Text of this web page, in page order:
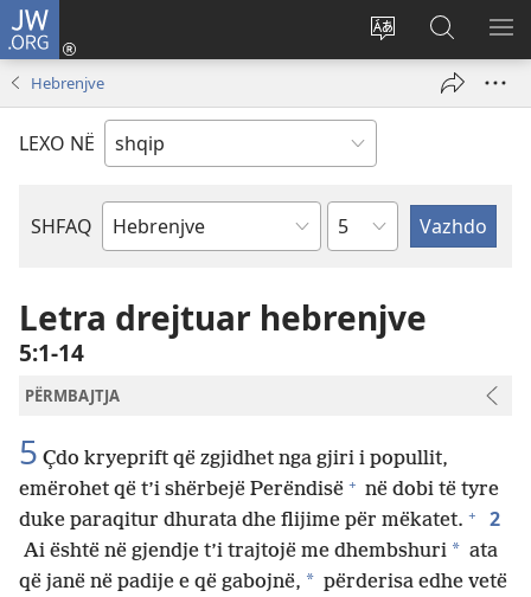
JW.ORG
Ndrysho
Hyr
me
dritare
Kërko
në
JW.ORG
Hebrenjve
LEXO NË
SHFAQ
Librit
Biblës
Kapitullit
Letra drejtuar hebrenjve
5:1-14
PËRMBAJTJA
5 Çdo kryeprift që zgjidhet nga gjiri i popullit,
emërohet që t’i shërbejë Perëndisë + në dobi të tyre
duke paraqitur dhurata dhe flijime për mëkatet. + 2
Ai është në gjendje t’i trajtojë me dhembshuri * ata
që janë në padije e që gabojnë, * përderisa edhe vetë